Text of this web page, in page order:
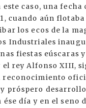
caso, una fecha
cuando aún
los ecos de la
Industriales
fiestas eúscaras
el rey Alfonso XIII,
reconocimiento
próspero
ése día y en el seno